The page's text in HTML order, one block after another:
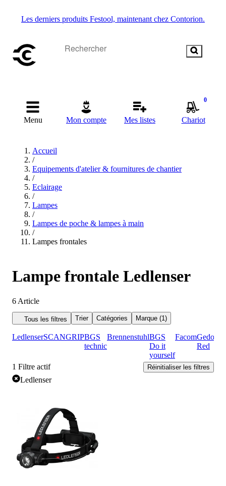
Les derniers produits Festool, maintenant chez Contorion.
Menu Mon compte Mes listes
0
Chariot
Accueil
/
Equipements d'atelier & fournitures de chantier
/
Eclairage
/
Lampes
/
Lampes de poche & lampes à main
/
Lampes frontales
Lampe frontale Ledlenser
6 Article
Tous les filtres Trier Catégories Marque (1)
LedlenserSCANGRIPBGS
technic
BrennenstuhlBGS
Do it
yourself
FacomGedore
Red
1 Filtre actif Réinitialiser les filtres
Ledlenser